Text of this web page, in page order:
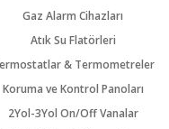
Gaz Alarm Cihazları
Atık Su Flatörleri
& Termometreler
Koruma ve Kontrol Panoları
2Yol-3Yol On/Off Vanalar